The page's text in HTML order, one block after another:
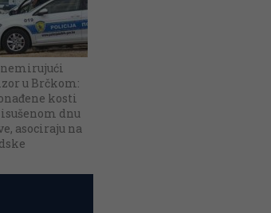
u Brčkom:
kosti
dnu
asociraju na